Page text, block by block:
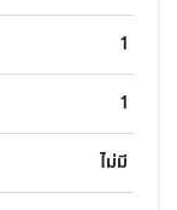
1
1
ไม่มี